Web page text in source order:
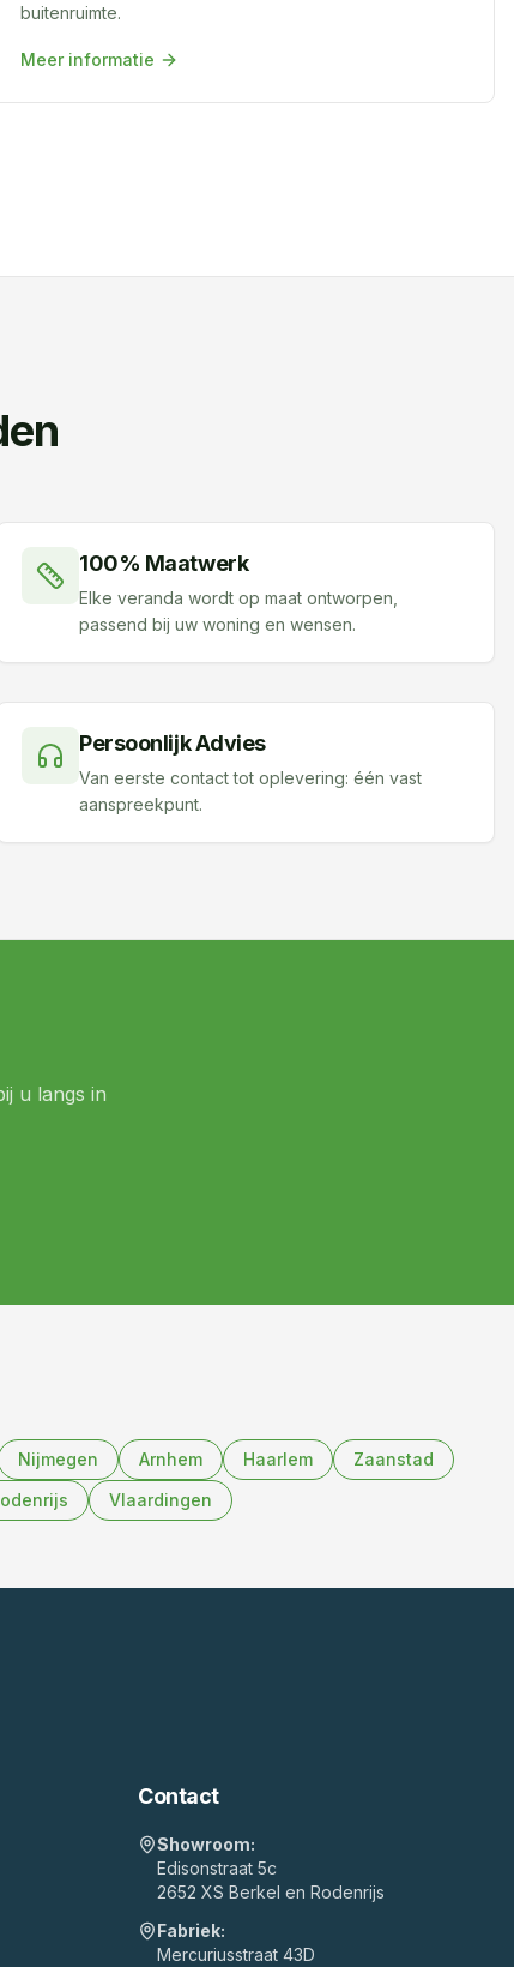
buitenruimte.
Meer informatie
100% Maatwerk
Elke veranda wordt op maat ontworpen,
passend bij uw woning en wensen.
Persoonlijk Advies
Van eerste contact tot oplevering: één vast
aanspreekpunt.
u langs in
Nijmegen Arnhem Haarlem
Zaanstad
Vlaardingen
Contact
Showroom:
Edisonstraat 5c
2652 XS Berkel en Rodenrijs
Fabriek:
Mercuriusstraat 43D